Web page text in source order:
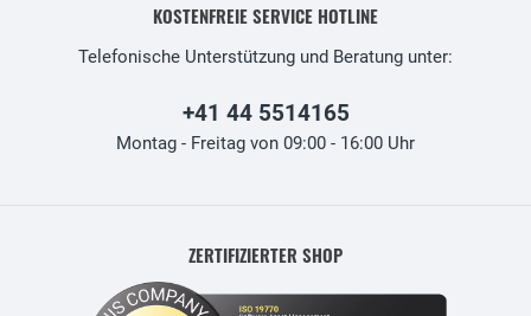
KOSTENFREIE SERVICE HOTLINE
Telefonische Unterstützung und Beratung unter:
+41 44 5514165
Montag - Freitag von 09:00 - 16:00 Uhr
ZERTIFIZIERTER SHOP